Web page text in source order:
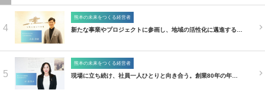
4
熊本の未来をつくる経営者
新たな事業やプロジェクトに参画し、地域の活性化に邁進する…
5
熊本の未来をつくる経営者
現場に立ち続け、社員一人ひとりと向き合う。創業80年の年…